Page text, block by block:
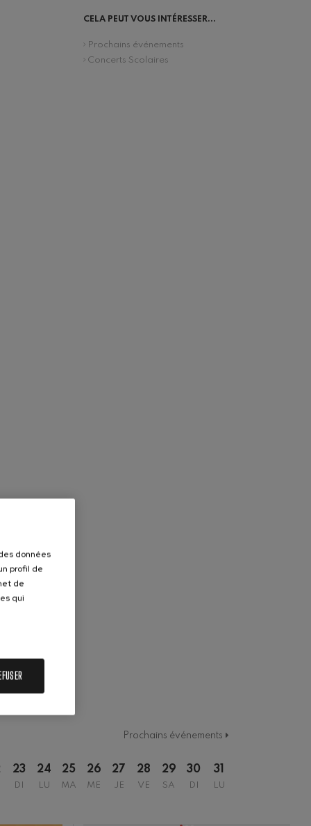
CELA PEUT VOUS INTÉRESSER...
Prochains événements
Concerts Scolaires
Prochains événements
23
DI
24
LU
25
MA
26
ME
27
JE
28
VE
29
SA
30
DI
31
LU
données
profil de
de
qui